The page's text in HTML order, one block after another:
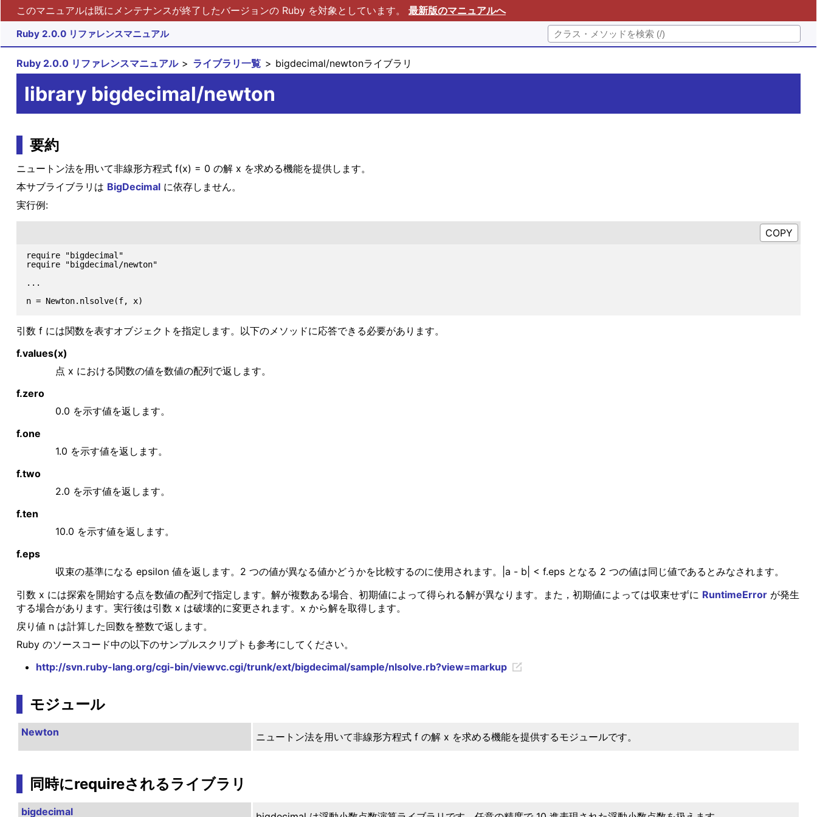
このマニュアルは既にメンテナンスが終了したバージョンの Ruby を対象としています。 最新版のマニュアルへ
Ruby 2.0.0 リファレンスマニュアル
Ruby 2.0.0 リファレンスマニュアル ライブラリ一覧 bigdecimal/newtonライブラリ
library bigdecimal/newton
要約
ニュートン法を用いて非線形方程式 f(x) = 0 の解 x を求める機能を提供します。
本サブライブラリは BigDecimalに依存しません。
実行例:
require "bigdecimal"
require "bigdecimal/newton"
...
引数 f には関数を表すオブジェクトを指定します。以下のメソッドに応答できる必要があります。
f.values(x)
点 x における関数の値を数値の配列で返します。
f.zero
0.0 を示す値を返します。
f.one
1.0 を示す値を返します。
f.two
2.0 を示す値を返します。
f.ten
10.0 を示す値を返します。
f.eps
収束の基準になる epsilon 値を返します。2 つの値が異なる値かどうかを比較するのに使用されます。|a - b| < f.eps となる 2 つの値は同じ値であるとみなされます。
引数 x には探索を開始する点を数値の配列で指定します。解が複数ある場合、初期値によって得られる解が異なります。また，初期値によっては収束せずに RuntimeErrorが発生
する場合があります。実行後は引数 x は破壊的に変更されます。x から解を取得します。
戻り値 n は計算した回数を整数で返します。
Ruby のソースコード中の以下のサンプルスクリプトも参考にしてください。
http://svn.ruby-lang.org/cgi-bin/viewvc.cgi/trunk/ext/bigdecimal/sample/nlsolve.rb?view=markup
モジュール
Newton ニュートン法を用いて非線形方程式 f の解 x を求める機能を提供するモジュールです。
同時にrequireされるライブラリ
bigdecimal